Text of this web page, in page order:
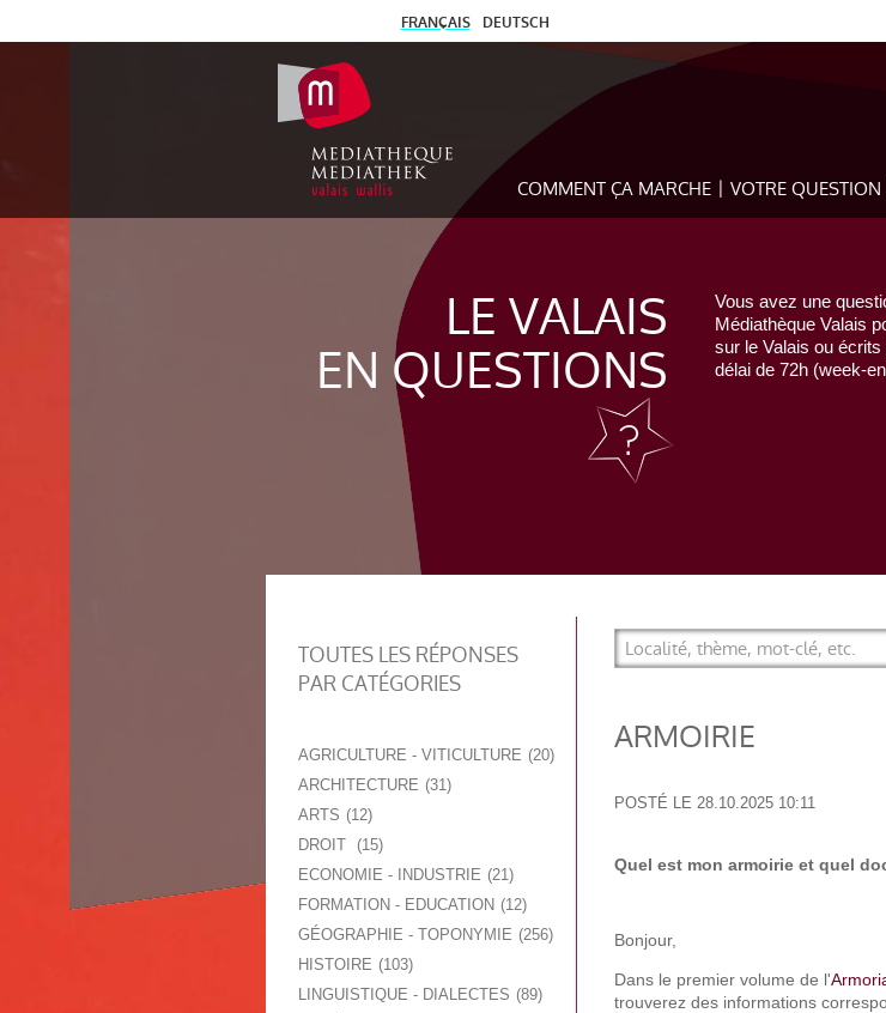
FRANÇAIS DEUTSCH
COMMENT ÇA MARCHE VOTRE QUESTION
LE VALAIS
EN QUESTIONS
Vous avez une
Médiathèque Valais
sur le Valais ou
délai de 72h (week-
TOUTES LES RÉPONSES
PAR CATÉGORIES
AGRICULTURE - VITICULTURE
20
ARCHITECTURE
31
ARTS
12
DROIT
15
ECONOMIE - INDUSTRIE
21
FORMATION - EDUCATION
12
GÉOGRAPHIE - TOPONYMIE
256
HISTOIRE
103
LINGUISTIQUE - DIALECTES
89
ARMOIRIE
POSTÉ LE 28.10.2025 10:11
Quel est mon armoirie et quel
Bonjour,
Dans le premier volume de l'
trouverez des informations